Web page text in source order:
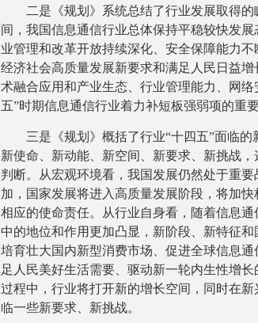
二是《规划》系统总结了行业发展取得
间，我国信息通信行业总体保持平稳较快发
业管理和改革开放持续深化、安全保障能力
经济社会高质量发展新要求和满足人民日益
术融合应用和产业生态、行业管理能力、网
五”时期信息通信行业着力补短板强弱项的重要
三是《规划》概括了行业“十四五”面临
新使命、新动能、新空间、新要求、新挑战
判断。从宏观环境看，我国发展仍然处于重
加，国家发展将进入高质量发展阶段，将加
相应的使命责任。从行业自身看，随着信息
中的地位和作用更加凸显，新阶段、新特征
培育壮大国内新型消费市场、促进全球信息
足人民美好生活需要、驱动新一轮内生性增
过程中，行业将打开新的增长空间，同时在
临一些新要求、新挑战。